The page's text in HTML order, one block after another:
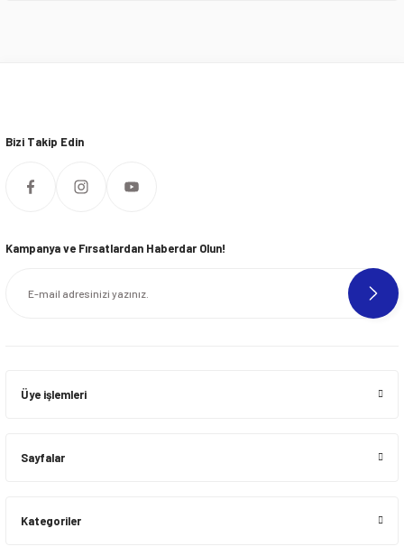
Bizi Takip Edin
Kampanya ve Fırsatlardan Haberdar Olun!
Üye işlemleri
Sayfalar
Kategoriler